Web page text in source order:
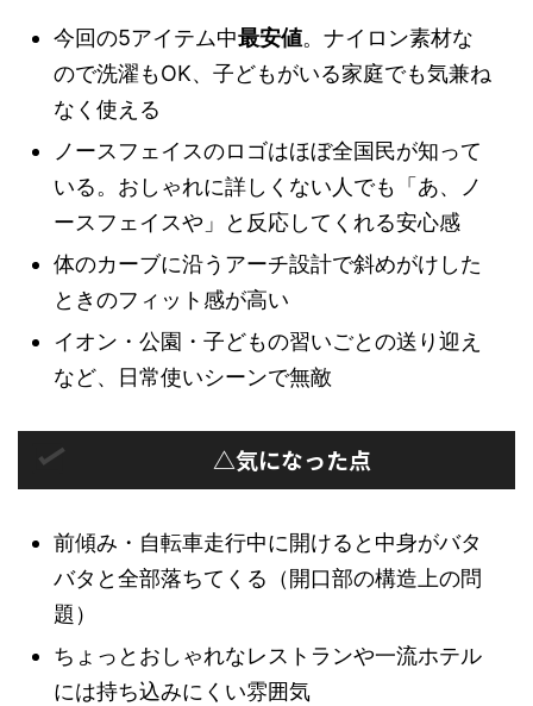
今回の5アイテム中最安値。ナイロン素材な
ので洗濯もOK、子どもがいる家庭でも気兼ね
なく使える
ノースフェイスのロゴはほぼ全国民が知って
いる。おしゃれに詳しくない人でも「あ、ノ
ースフェイスや」と反応してくれる安心感
体のカーブに沿うアーチ設計で斜めがけした
ときのフィット感が高い
イオン・公園・子どもの習いごとの送り迎え
など、日常使いシーンで無敵
△気になった点
前傾み・自転車走行中に開けると中身がバタ
バタと全部落ちてくる（開口部の構造上の問
題）
ちょっとおしゃれなレストランや一流ホテル
には持ち込みにくい雰囲気